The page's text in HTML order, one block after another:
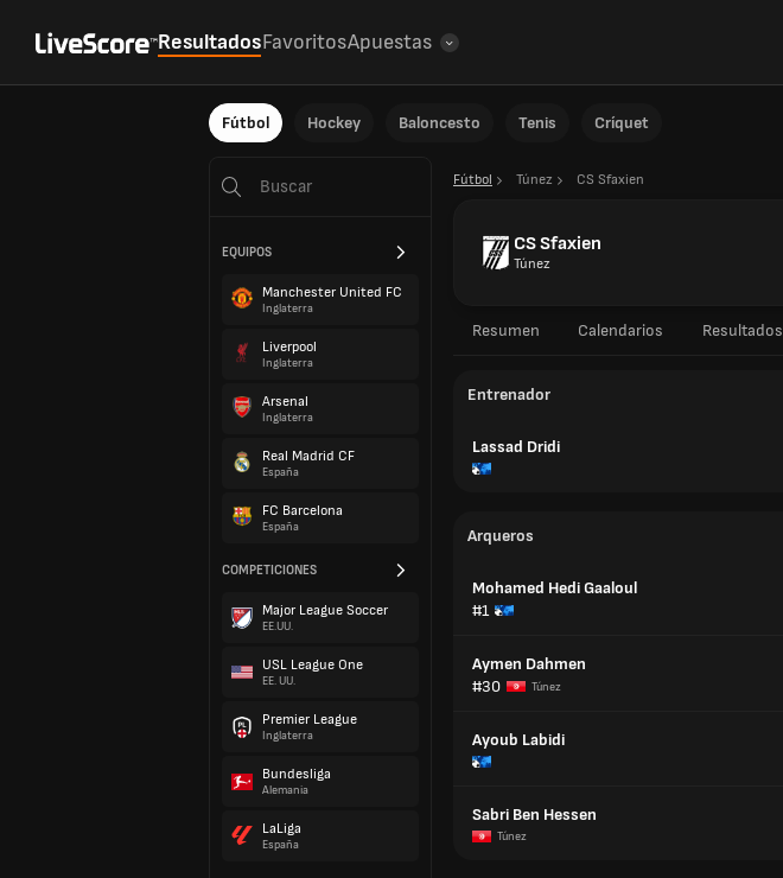
ResultadosFavoritosApuestas
Fútbol Hockey Baloncesto Tenis Críquet
EQUIPOS
Manchester United FC
Inglaterra
Liverpool
Inglaterra
Arsenal
Inglaterra
Real Madrid CF
España
FC Barcelona
España
COMPETICIONES
Major League Soccer
EE.UU.
USL League One
EE. UU.
Premier League
Inglaterra
Bundesliga
Alemania
LaLiga
España
Fútbol Túnez CS Sfaxien
CS Sfaxien
Túnez
Resumen Calendarios Resultados
Entrenador
Lassad Dridi
Arqueros
Mohamed Hedi Gaaloul
#1
Aymen Dahmen
#30
Túnez
Ayoub Labidi
Sabri Ben Hessen
Túnez